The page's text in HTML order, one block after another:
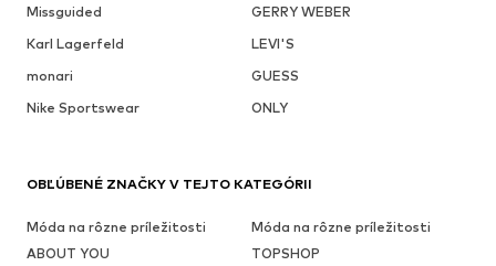
Missguided
GERRY WEBER
Karl Lagerfeld
LEVI'S
monari
GUESS
Nike Sportswear
ONLY
OBĽÚBENÉ ZNAČKY V TEJTO KATEGÓRII
Móda na rôzne príležitosti
ABOUT YOU
Móda na rôzne príležitosti
TOPSHOP